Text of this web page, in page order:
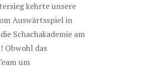
kehrte unsere
Auswärtsspiel in
Schachakademie am
Obwohl das
um